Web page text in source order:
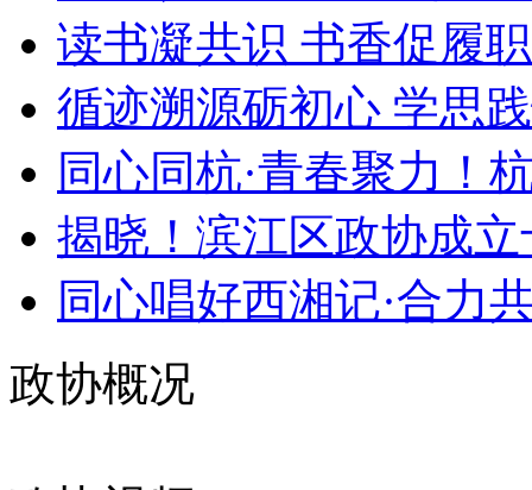
读书凝共识 书香促履
循迹溯源砺初心 学思
同心同杭·青春聚力！
揭晓！滨江区政协成
同心唱好西湘记·合力
政协概况